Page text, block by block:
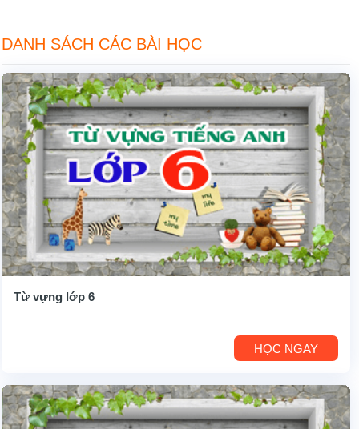
DANH SÁCH CÁC BÀI HỌC
Từ vựng lớp 6
HỌC NGAY